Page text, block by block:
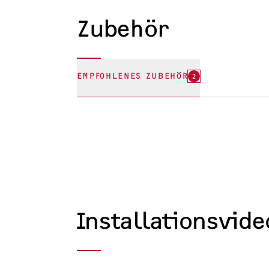
Zubehör
EMPFOHLENES ZUBEHÖR 2